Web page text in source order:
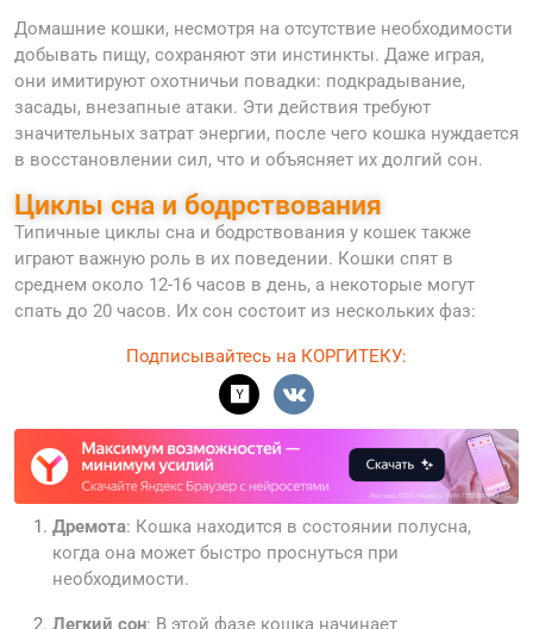
Домашние кошки, несмотря на отсутствие необходимости
добывать пищу, сохраняют эти инстинкты. Даже играя,
они имитируют охотничьи повадки: подкрадывание,
засады, внезапные атаки. Эти действия требуют
значительных затрат энергии, после чего кошка нуждается
в восстановлении сил, что и объясняет их долгий сон.
Циклы сна и бодрствования
Типичные циклы сна и бодрствования у кошек также
играют важную роль в их поведении. Кошки спят в
среднем около 12-16 часов в день, а некоторые могут
спать до 20 часов. Их сон состоит из нескольких фаз:
Подписывайтесь на КОРГИТЕКУ:
Дремота: Кошка находится в состоянии полусна,
когда она может быстро проснуться при
необходимости.
Легкий сон: В этой фазе кошка начинает